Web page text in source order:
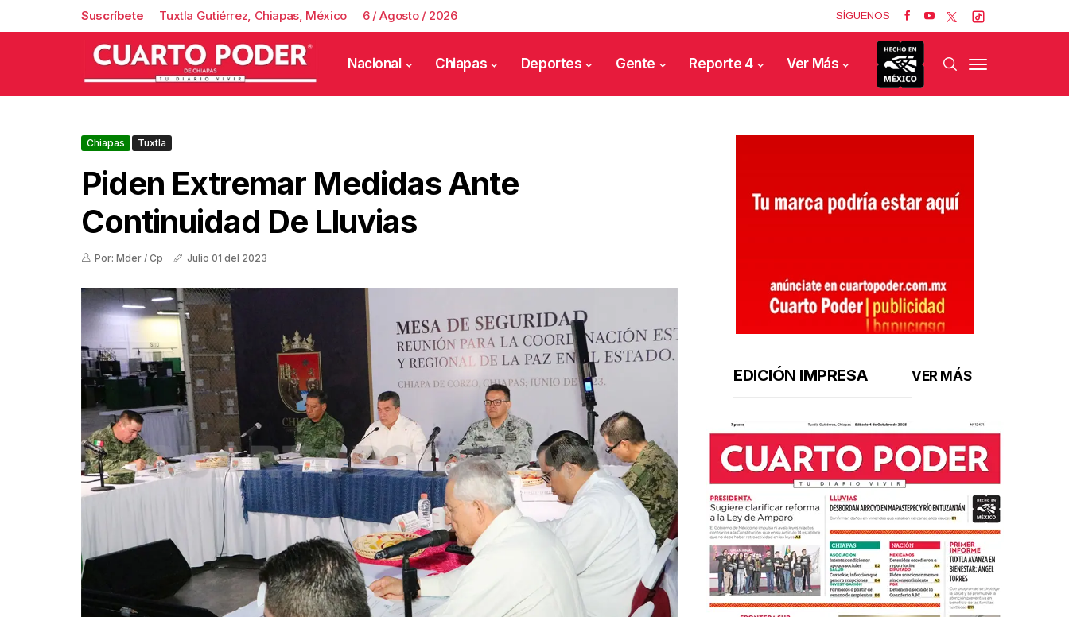
Suscríbete Tuxtla Gutiérrez, Chiapas, México 6 / Agosto / 2026 SÍGUENOS
Nacional Chiapas Deportes Gente Reporte 4 Ver Más
Chiapas Tuxtla
Piden Extremar Medidas Ante
Continuidad De Lluvias
Por: Mder / Cp Julio 01 del 2023
EDICIÓN IMPRESA VER MÁS